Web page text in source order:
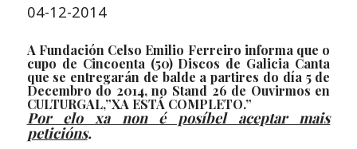
04-12-2014
A Fundación Celso Emilio Ferreiro informa que o
cupo de Cincoenta (50) Discos de Galicia Canta
que se entregarán de balde a partires do día 5 de
Decembro do 2014, no Stand 26 de Ouvirmos en
CULTURGAL,”XA ESTÁ COMPLETO.”
Por elo xa non é posíbel aceptar mais
peticións.